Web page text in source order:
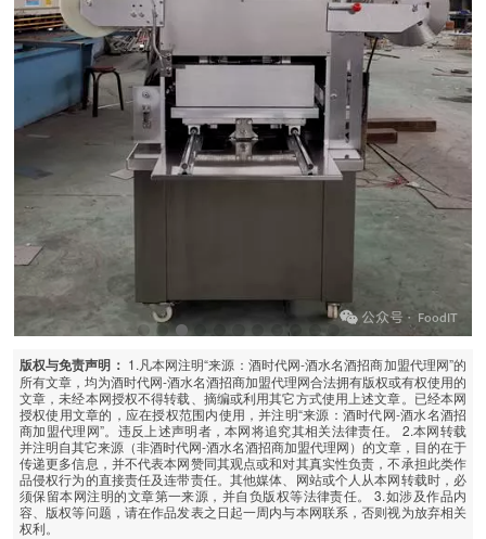
版权与免责声明： 1.凡本网注明“来源：酒时代网-酒水名酒招商加盟代理网”的
所有文章，均为酒时代网-酒水名酒招商加盟代理网合法拥有版权或有权使用的
文章，未经本网授权不得转载、摘编或利用其它方式使用上述文章。已经本网
授权使用文章的，应在授权范围内使用，并注明“来源：酒时代网-酒水名酒招
商加盟代理网”。违反上述声明者，本网将追究其相关法律责任。 2.本网转载
并注明自其它来源（非酒时代网-酒水名酒招商加盟代理网）的文章，目的在于
传递更多信息，并不代表本网赞同其观点或和对其真实性负责，不承担此类作
品侵权行为的直接责任及连带责任。其他媒体、网站或个人从本网转载时，必
须保留本网注明的文章第一来源，并自负版权等法律责任。 3.如涉及作品内
容、版权等问题，请在作品发表之日起一周内与本网联系，否则视为放弃相关
权利。